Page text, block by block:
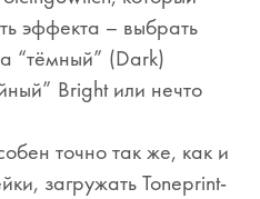
эффекта – выбрать
“тёмный” (Dark)
Bright или нечто
точно так же, как и
загружать Toneprint-